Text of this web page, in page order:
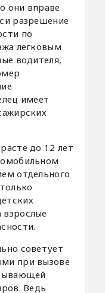
они вправе
разрешение
по
легковым
водителя,
имеет
до 12 лет
отдельного
советует
при вызове
Ведь